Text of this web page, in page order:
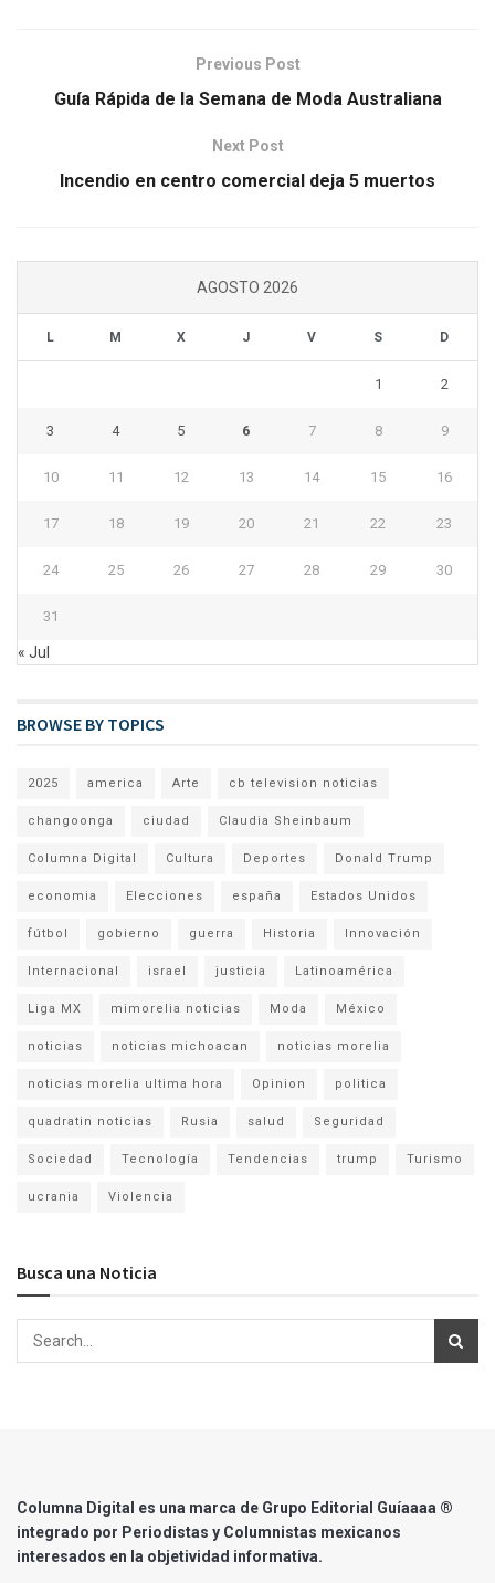
Previous Post
Guía Rápida de la Semana de Moda Australiana
Next Post
Incendio en centro comercial deja 5 muertos
AGOSTO 2026
L M X J V S D
1 2
3 4 5 6 7 8 9
10 11 12 13 14 15 16
17 18 19 20 21 22 23
24 25 26 27 28 29 30
31
« Jul
BROWSE BY TOPICS
2025 america Arte cb television noticias
changoonga ciudad Claudia Sheinbaum
Columna Digital Cultura Deportes Donald Trump
economia Elecciones españa Estados Unidos
fútbol gobierno guerra Historia Innovación
Internacional israel justicia Latinoamérica
Liga MX mimorelia noticias Moda México
noticias noticias michoacan noticias morelia
noticias morelia ultima hora Opinion politica
quadratin noticias Rusia salud Seguridad
Sociedad Tecnología Tendencias trump Turismo
ucrania Violencia
Busca una Noticia
Columna Digital es una marca de Grupo Editorial Guíaaaa ®
integrado por Periodistas y Columnistas mexicanos
interesados en la objetividad informativa.